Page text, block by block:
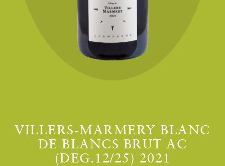
VILLERS-MARMERY BLANC
DE BLANCS BRUT AC
(DEG.12/25) 2021